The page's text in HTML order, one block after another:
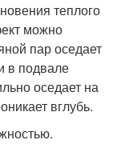
теплого
можно
пар оседает
в подвале
оседает на
вглубь.